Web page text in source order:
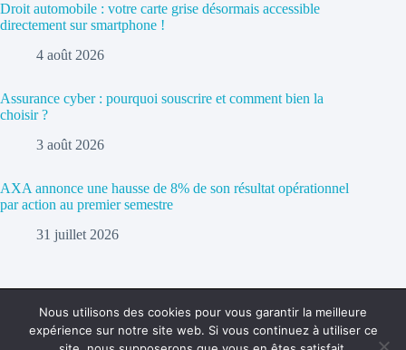
Droit automobile : votre carte grise désormais accessible
directement sur smartphone !
4 août 2026
Assurance cyber : pourquoi souscrire et comment bien la
choisir ?
3 août 2026
AXA annonce une hausse de 8% de son résultat opérationnel
par action au premier semestre
31 juillet 2026
Politique de confidentialité Contact
Nous utilisons des cookies pour vous garantir la meilleure
expérience sur notre site web. Si vous continuez à utiliser ce